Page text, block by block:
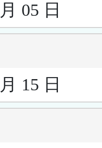
05 日
15 日